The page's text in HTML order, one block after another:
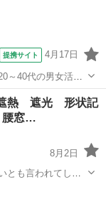
提携サイト 4月17日
～40代の男女活躍
無料！赴任旅費会
！年間休日135日
熱 遮光 形状記
窓…
8月2日
とも言われてしま